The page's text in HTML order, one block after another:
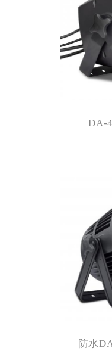
DA-
防水